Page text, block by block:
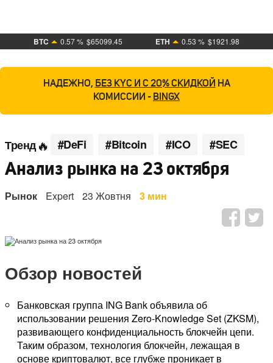
BTC 0.57 % $65099.45 ETH 0.53 % $1921.98
НАДЕЖНО, БЕЗ KYC И С 20% СКИДКОЙ НА
КОМИССИИ - BINGX
Тренд #DeFi #Bitcoin #ICO #SEC
Анализ рынка на 23 октября
Рынок Expert 23 Жовтня 3 мин
Обзор новостей
Банковская группа ING Bank объявила об
использовании решения Zero-Knowledge Set (ZKSM),
развивающего конфиденциальность блокчейн цепи.
Таким образом, технология блокчейн, лежащая в
основе криптовалют, все глубже проникает в